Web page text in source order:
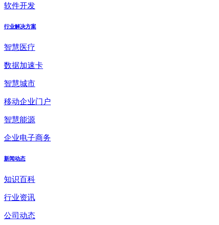
软件开发
行业解决方案
智慧医疗
数据加速卡
智慧城市
移动企业门户
智慧能源
企业电子商务
新闻动态
知识百科
行业资讯
公司动态